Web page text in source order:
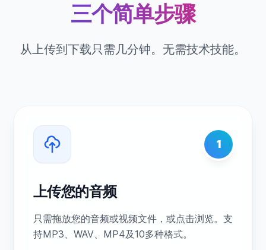
三个简单步骤
从上传到下载只需几分钟。无需技术技能。
1
上传您的音频
只需拖放您的音频或视频文件，或点击浏览。支
持MP3、WAV、MP4及10多种格式。